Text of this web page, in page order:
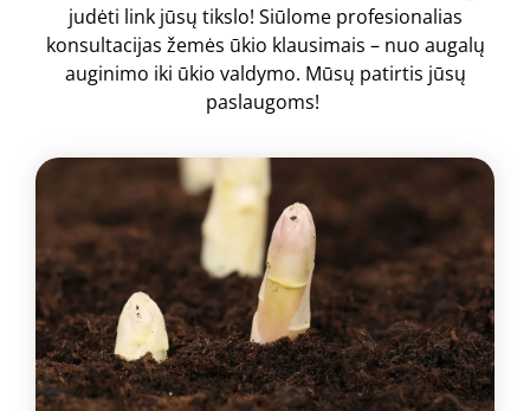
judėti link jūsų tikslo! Siūlome profesionalias
konsultacijas žemės ūkio klausimais – nuo augalų
auginimo iki ūkio valdymo. Mūsų patirtis jūsų
paslaugoms!